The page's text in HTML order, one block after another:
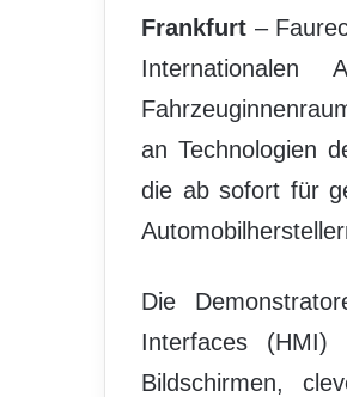
Frankfurt –
Internationalen
an Technologien
die ab sofort für
Die
Interfaces (HMI)
Bildschirmen,